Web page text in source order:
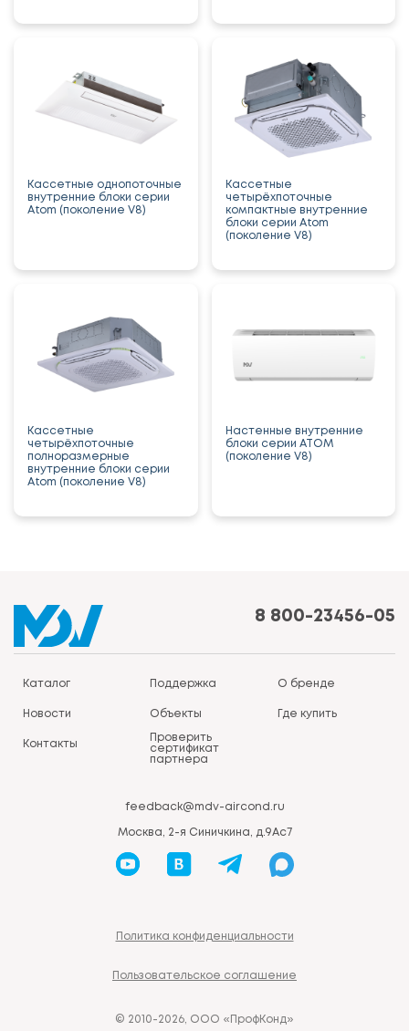
Кассетные однопоточные
внутренние блоки серии
Atom (поколение V8)
Кассетные
четырёхпоточные
компактные внутренние
блоки серии Atom
(поколение V8)
Кассетные
четырёхпоточные
полноразмерные
внутренние блоки серии
Atom (поколение V8)
Настенные внутренние
блоки серии ATOM
(поколение V8)
8 800-23456-05
Каталог Поддержка О бренде
Новости Объекты Где купить
Контакты
Проверить
сертификат
партнера
feedback@mdv-aircond.ru
Москва, 2-я Синичкина, д.9Ас7
Политика конфиденциальности
Пользовательское соглашение
© 2010-2026, ООО «ПрофКонд»